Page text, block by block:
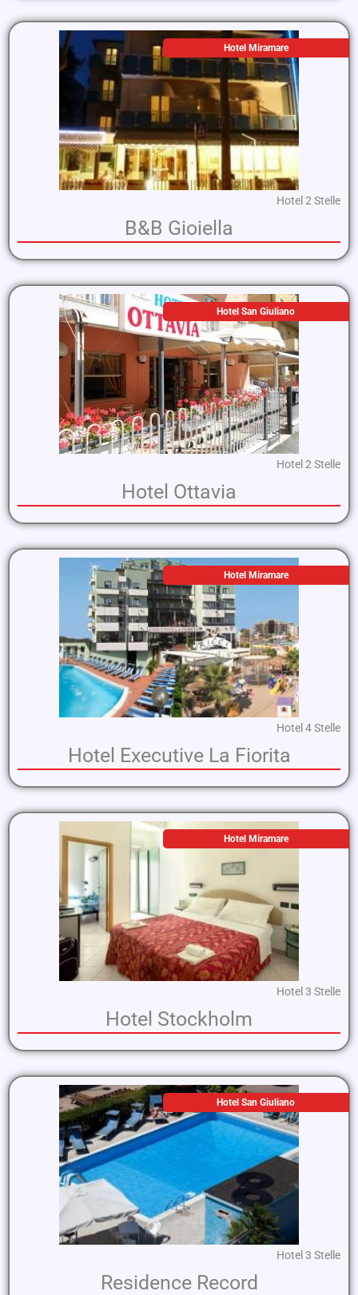
Hotel Miramare
Hotel 2 Stelle
B&B Gioiella
Hotel San Giuliano
Hotel 2 Stelle
Hotel Ottavia
Hotel Miramare
Hotel 4 Stelle
Hotel Executive La Fiorita
Hotel Miramare
Hotel 3 Stelle
Hotel Stockholm
Hotel San Giuliano
Hotel 3 Stelle
Residence Record